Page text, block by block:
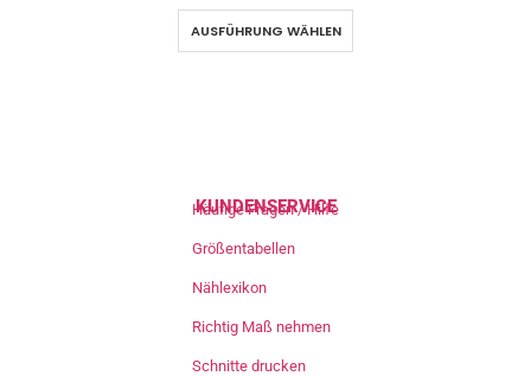
AUSFÜHRUNG WÄHLEN
KUNDENSERVICE
Häufige Fragen / Hilfe
Größentabellen
Nählexikon
Richtig Maß nehmen
Schnitte drucken